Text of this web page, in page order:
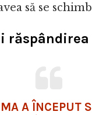
să se
A ÎNCEPUT